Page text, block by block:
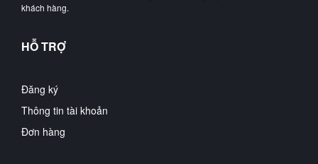
khách hàng.
HỖ TRỢ
Đăng ký
Thông tin tài khoản
Đơn hàng